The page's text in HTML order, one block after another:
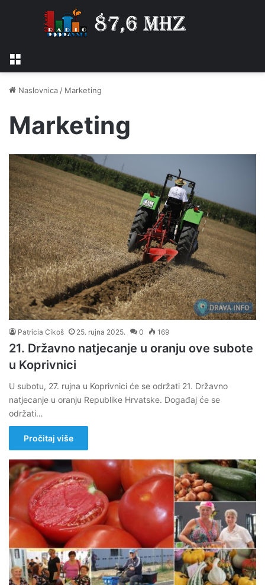
Naslovnica / Marketing
Marketing
Patricia Cikoš 25. rujna 2025. 0 169
21. Državno natjecanje u oranju ove subote
u Koprivnici
U subotu, 27. rujna u Koprivnici će se održati 21. Državno
natjecanje u oranju Republike Hrvatske. Događaj će se
održati…
Pročitaj više